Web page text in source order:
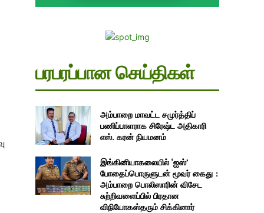
பரபரப்பான செய்திகள்
அம்பாறை மாவட்ட சமுர்த்திப்
பணிப்பாளராக சிரேஷ்ட அதிகாரி
எஸ். கரன் நியமனம்
இங்கினியாகலையில் ‘ஐஸ்’
போதைப்பொருளுடன் மூவர் கைது :
அம்பாறை பொலிஸாரின் விசேட
சுற்றிவளைப்பில் பிரதான
விநியோகஸ்தரும் சிக்கினார்